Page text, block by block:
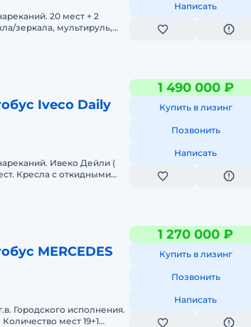
20 мест + 2
зеркала, мультируль,
Написать
Iveco Daily
Дейли (
Кресла с откидными
1 490 000 ₽
Купить в лизинг
Позвонить
Написать
MERCEDES
Городского исполнения.
мест 19+1
1 270 000 ₽
Купить в лизинг
Позвонить
Написать